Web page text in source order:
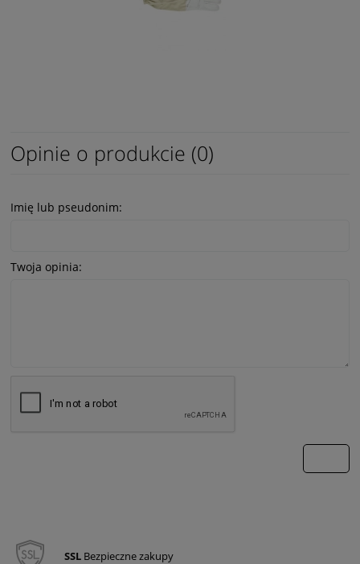
Opinie o produkcie (0)
Imię lub pseudonim:
Twoja opinia:
SSL Bezpieczne zakupy